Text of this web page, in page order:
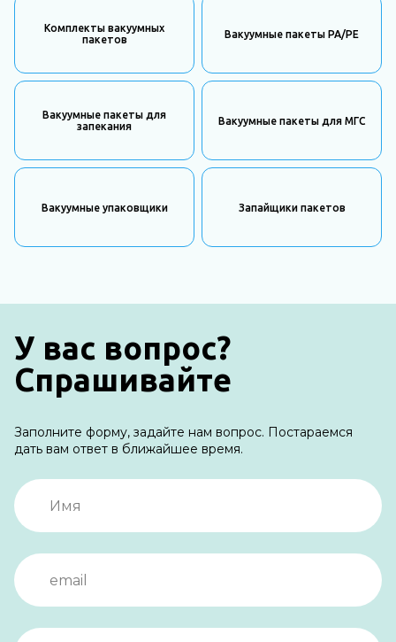
Комплекты вакуумных
пакетов
Вакуумные пакеты PA/PE
Вакуумные пакеты для
запекания
Вакуумные пакеты для МГС
Вакуумные упаковщики Запайщики пакетов
У вас вопрос?
Спрашивайте
Заполните форму, задайте нам вопрос. Постараемся
дать вам ответ в ближайшее время.